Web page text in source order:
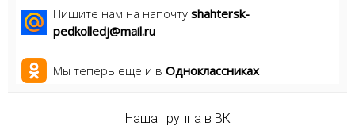
Пишите нам на напочту shahtersk-
pedkolledj@mail.ru
Мы теперь еще и в Одноклассниках
Наша группа в ВК